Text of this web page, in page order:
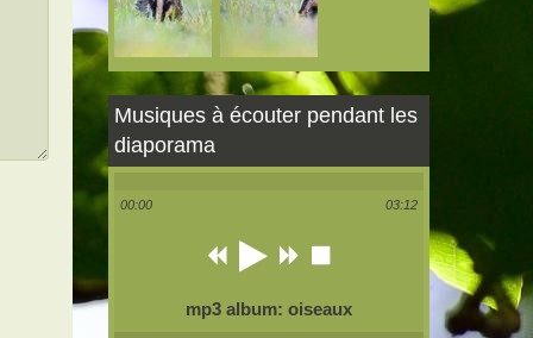
Musiques à écouter pendant les
diaporama
00:00 03:12
mp3 album: oiseaux